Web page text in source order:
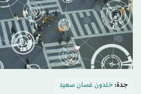
جدة:خلدون غسان سعيد